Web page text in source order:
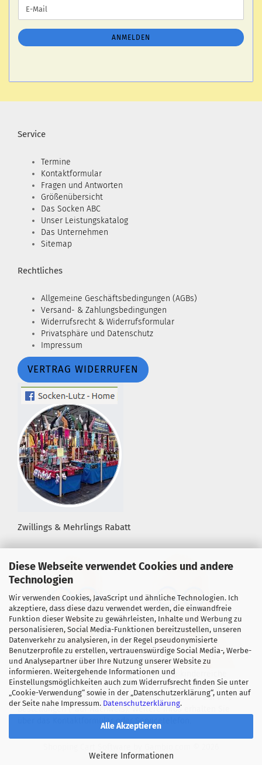
Diese Webseite verwendet Cookies und andere
Technologien
Wir verwenden Cookies, JavaScript und ähnliche Technologien. Ich
akzeptiere, dass diese dazu verwendet werden, die einwandfreie
Funktion dieser Website zu gewährleisten, Inhalte und Werbung zu
personalisieren, Social Media-Funktionen bereitzustellen, unseren
Datenverkehr zu analysieren, in der Regel pseudonymisierte
Benutzerprofile zu erstellen, vertrauenswürdige Social Media-, Werbe-
und Analysepartner über Ihre Nutzung unserer Website zu
informieren. Weitergehende Informationen und
Einstellungsmöglichkeiten auch zum Widerrufsrecht finden Sie unter
„Cookie-Verwendung“ sowie in der „Datenschutzerklärung“, unten auf
der Seite nahe Impressum. Datenschutzerklärung.
Alle Akzeptieren
Weitere Informationen
ZUR
ANMELDUNG
E-
Mail
ANMELDEN
Service
Termine
Kontaktformular
Fragen und Antworten
Größenübersicht
Das Socken ABC
Unser Leistungskatalog
Das Unternehmen
Sitemap
Rechtliches
Allgemeine Geschäftsbedingungen (AGBs)
Versand- & Zahlungsbedingungen
Widerrufsrecht & Widerrufsformular
Privatsphäre und Datenschutz
Impressum
VERTRAG WIDERRUFEN
Zwillings & Mehrlings Rabatt
Für alle Zwillings- &, Mehrlingseltern sowie kinderreiche
Familien mit mind. 3 eigenen Kindern bis 18 Jahre! gewähren
wir einen "Zwillingsrabatt" in Höhe von mind. 5%* auf Ihre
Bestellungen (*auf Nachweis). Weitere Infos erhalten Sie
über das Kontaktformular oder Servicetelefon.